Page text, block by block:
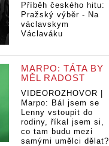
Příběh českého hitu:
Pražský výběr - Na
václavskym
Václaváku
MARPO: TÁTA BY
MĚL RADOST
VIDEOROZHOVOR |
Marpo: Bál jsem se
Lenny vstoupit do
rodiny, říkal jsem si,
co tam budu mezi
samými umělci dělat?